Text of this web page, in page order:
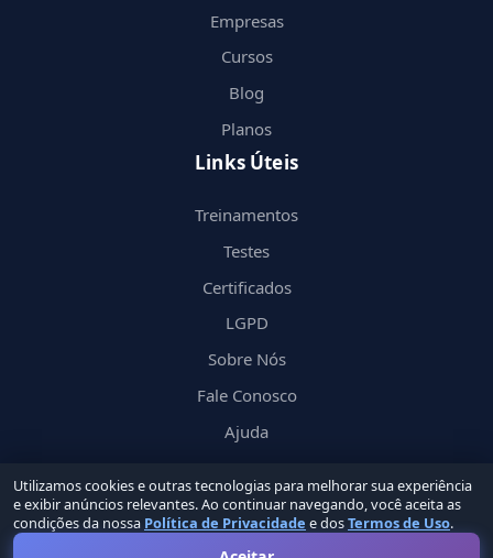
Empresas
Cursos
Blog
Planos
Links Úteis
Treinamentos
Testes
Certificados
LGPD
Sobre Nós
Fale Conosco
Ajuda
© 2026 Nerdinby Groupin Labs. Todos os direitos reservados.
Utilizamos cookies e outras tecnologias para melhorar sua experiência
e exibir anúncios relevantes. Ao continuar navegando, você aceita as
condições da nossa Política de Privacidade e dosTermos de Uso.